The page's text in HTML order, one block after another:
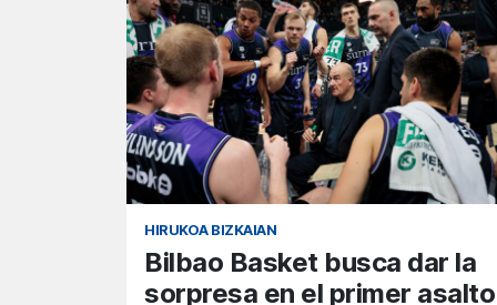
HIRUKOA BIZKAIAN
Bilbao Basket busca dar la
sorpresa en el primer asalto